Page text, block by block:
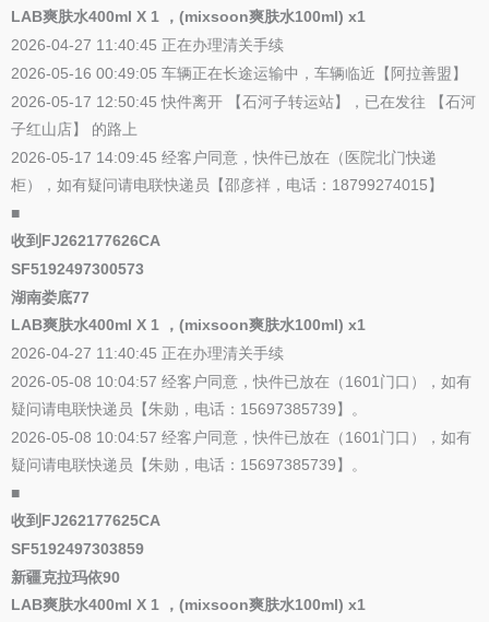
LAB爽肤水400ml X 1 ，(mixsoon爽肤水100ml) x1
2026-04-27 11:40:45 正在办理清关手续
2026-05-16 00:49:05 车辆正在长途运输中，车辆临近【阿拉善盟】
2026-05-17 12:50:45 快件离开 【石河子转运站】，已在发往 【石河
子红山店】 的路上
2026-05-17 14:09:45 经客户同意，快件已放在（医院北门快递
柜），如有疑问请电联快递员【邵彦祥，电话：18799274015】
■
收到FJ262177626CA
SF5192497300573
湖南娄底77
LAB爽肤水400ml X 1 ，(mixsoon爽肤水100ml) x1
2026-04-27 11:40:45 正在办理清关手续
2026-05-08 10:04:57 经客户同意，快件已放在（1601门口），如有
疑问请电联快递员【朱勋，电话：15697385739】。
2026-05-08 10:04:57 经客户同意，快件已放在（1601门口），如有
疑问请电联快递员【朱勋，电话：15697385739】。
■
收到FJ262177625CA
SF5192497303859
新疆克拉玛依90
LAB爽肤水400ml X 1 ，(mixsoon爽肤水100ml) x1